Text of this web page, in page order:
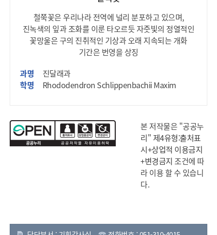
철쭉꽃은 우리나라 전역에 널리 분포하고 있으며,
진녹색의 잎과 조화를 이룬 타오르듯 자줏빛의 정열적인
꽃망울은 구의 진취적인 기상과 오래 지속되는 개화
기간은 번영을 상징
과명
진달래과
학명
Rhododendron Schlippenbachii Maxim
본 저작물은 "공공누
리" 제4유형:출처표
시+상업적 이용금지
+변경금지 조건에 따
라 이용 할 수 있습니
다.